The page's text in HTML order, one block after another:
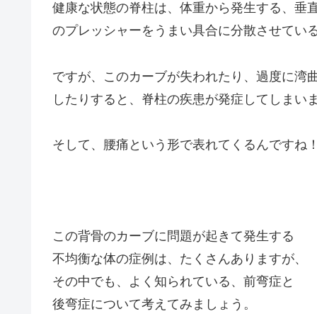
健康な状態の脊柱は、体重から発生する、垂
のプレッシャーをうまい具合に分散させてい
ですが、このカーブが失われたり、過度に湾
したりすると、脊柱の疾患が発症してしまいま
そして、腰痛という形で表れてくるんですね！
この背骨のカーブに問題が起きて発生する
不均衡な体の症例は、たくさんありますが、
その中でも、よく知られている、前弯症と
後弯症について考えてみましょう。